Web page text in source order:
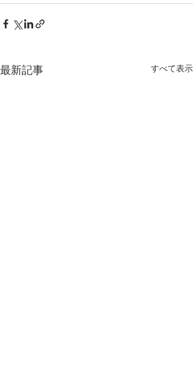
最新記事 すべて表示